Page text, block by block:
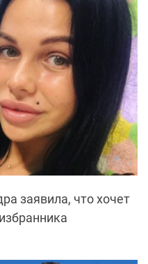
заявила, что хочет